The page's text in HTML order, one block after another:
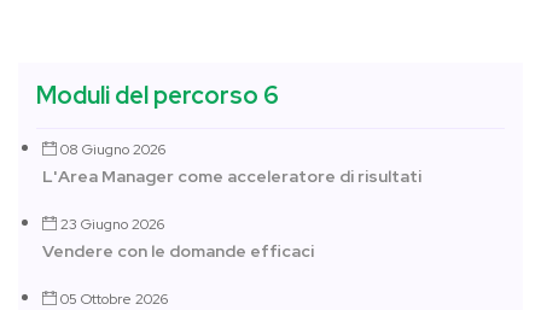
Moduli del percorso 6
08 Giugno 2026
L'Area Manager come acceleratore di risultati
23 Giugno 2026
Vendere con le domande efficaci
05 Ottobre 2026